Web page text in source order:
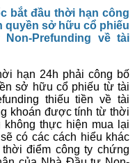
bắt đầu thời hạn công
quyền sở hữu cổ phiếu
Prefunding về tài
hạn 24h phải công bố
sở hữu cổ phiếu từ tài
thiếu tiền về tài
khoán được tính từ thời
thực hiện mua lại
có các cách hiểu khác
điểm công ty chứng